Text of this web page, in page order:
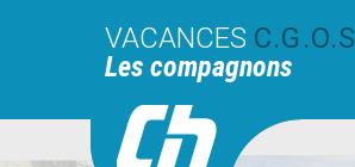
VACANCES C.G.O.S
Les compagnons